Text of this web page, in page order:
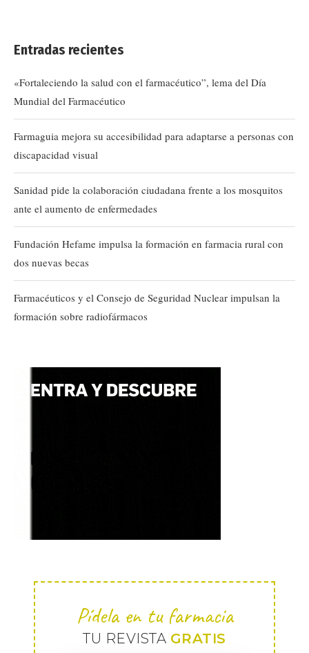
Entradas recientes
«Fortaleciendo la salud con el farmacéutico”, lema del Día
Mundial del Farmacéutico
Farmaguia mejora su accesibilidad para adaptarse a personas con
discapacidad visual
Sanidad pide la colaboración ciudadana frente a los mosquitos
ante el aumento de enfermedades
Fundación Hefame impulsa la formación en farmacia rural con
dos nuevas becas
Farmacéuticos y el Consejo de Seguridad Nuclear impulsan la
formación sobre radiofármacos
Pídela en tu farmacia
TU REVISTA GRATIS